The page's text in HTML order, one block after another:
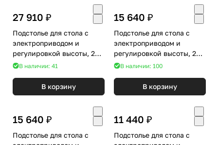
27 910 ₽
Подстолье для стола с
электроприводом и
регулировкой высоты, 2
мотора, память 4 уровня
MCTION DMDF MC-
DPRLC01 white
В наличии: 41
В корзину
15 640 ₽
Подстолье для стола с
электроприводом и
регулировкой высоты, 2
мотора, память 3 уровня
MCTION DMDF MC-
DNELC03 grey
В наличии: 100
В корзину
15 640 ₽
Подстолье для стола с
11 440 ₽
Подстолье для стола с